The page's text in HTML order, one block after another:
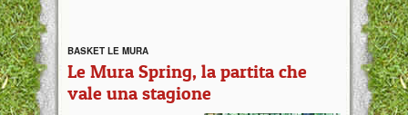
BASKET LE MURA
Le Mura Spring, la partita che
vale una stagione